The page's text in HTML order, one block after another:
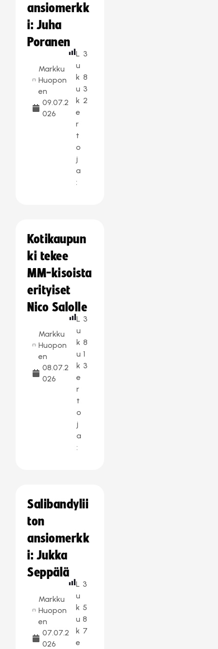
ansiomerkk
i: Juha
Poranen
Markku
Huopon
en
09.07.2
026
L
u
k
u
k
e
r
t
o
j
a
:
3
8
3
2
Kotikaupun
ki tekee
MM-kisoista
erityiset
Nico Salolle
Markku
Huopon
en
08.07.2
026
L
u
k
u
k
e
r
t
o
j
a
:
3
8
1
3
Salibandylii
ton
ansiomerkk
i: Jukka
Seppälä
Markku
Huopon
en
07.07.2
026
L
u
k
u
k
e
3
5
8
7